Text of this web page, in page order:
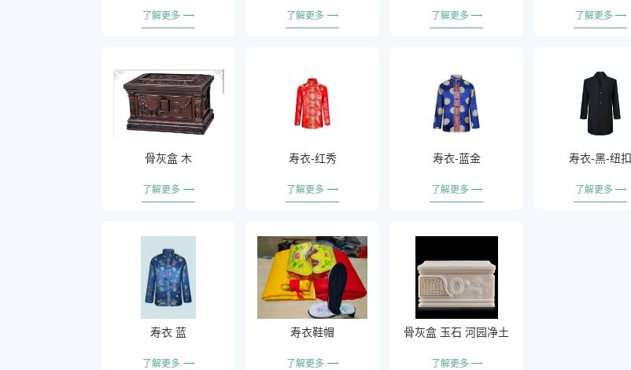
了解更多 了解更多 了解更多 了解更多
骨灰盒 木
了解更多
寿衣-红秀
了解更多
寿衣-蓝金
了解更多
寿衣-黑-纽扣
了解更多
寿衣 蓝
了解更多
寿衣鞋帽
了解更多
骨灰盒 玉石 河园净土
了解更多